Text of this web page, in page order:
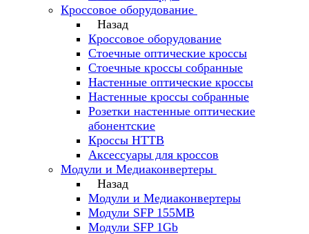
Кроссовое оборудование
Назад
Кроссовое оборудование
Стоечные оптические кроссы
Стоечные кроссы собранные
Настенные оптические кроссы
Настенные кроссы собранные
Розетки настенные оптические
абонентские
Кроссы HTTB
Аксессуары для кроссов
Модули и Медиаконвертеры
Назад
Модули и Медиаконвертеры
Модули SFP 155MB
Модули SFP 1Gb